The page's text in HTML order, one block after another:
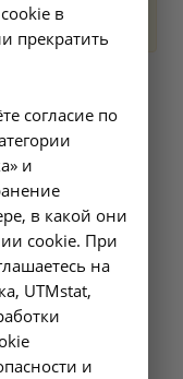
в
прекратить
согласие по
и
в какой они
cookie. При
на
UTMstat,
и